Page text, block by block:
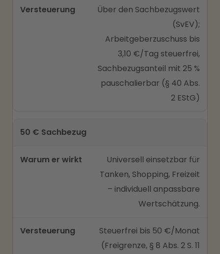
Über den Sachbezugswert
(SvEV);
Arbeitgeberzuschuss bis
3,10 €/Tag steuerfrei,
Sachbezugsanteil mit 25 %
pauschalierbar (§ 40 Abs.
2 EStG)
50 € Sachbezug
Universell einsetzbar für
Tanken, Shopping, Freizeit
– individuell anpassbare
Wertschätzung.
Steuerfrei bis 50 €/Monat
(Freigrenze, § 8 Abs. 2 S. 11